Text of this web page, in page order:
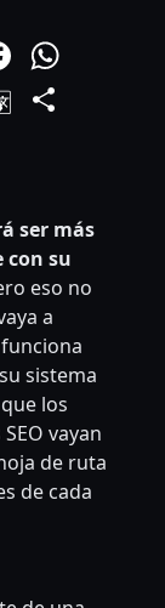
Google
ser más
su
eso no
a
sistema
los
vayan
de ruta
de cada